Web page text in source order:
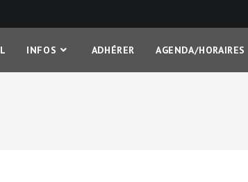
INFOS ADHÉRER AGENDA/HORAIRES